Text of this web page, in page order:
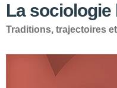
La
Traditions, trajectoires